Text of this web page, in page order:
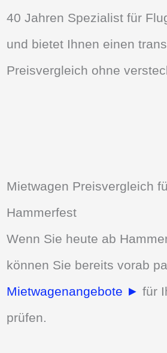
40 Jahren Spezialist für
und bietet Ihnen einen
Preisvergleich ohne
Mietwagen Preisvergleich
Hammerfest
Wenn Sie heute ab
können Sie bereits vorab
Mietwagenangebote ► für
prüfen.